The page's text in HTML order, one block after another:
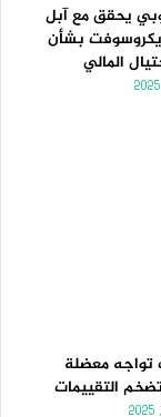
يحقق مع آبل
بشأن
المالي
معضلة
التقييمات